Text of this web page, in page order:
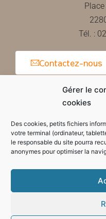
Gérer le
cookies
Des cookies, petits fichiers
votre terminal (ordinateur,
le responsable du site pourra
anonymes pour optimiser la
Tél. :
Contactez-nous
Horaires